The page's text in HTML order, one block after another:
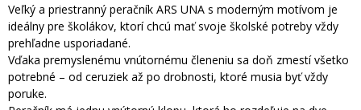
Veľký a priestranný peračník ARS UNA s moderným motívom je
ideálny pre školákov, ktorí chcú mať svoje školské potreby vždy
prehľadne usporiadané.
Vďaka premyslenému vnútornému členeniu sa doň zmestí všetko
potrebné – od ceruziek až po drobnosti, ktoré musia byť vždy
poruke.